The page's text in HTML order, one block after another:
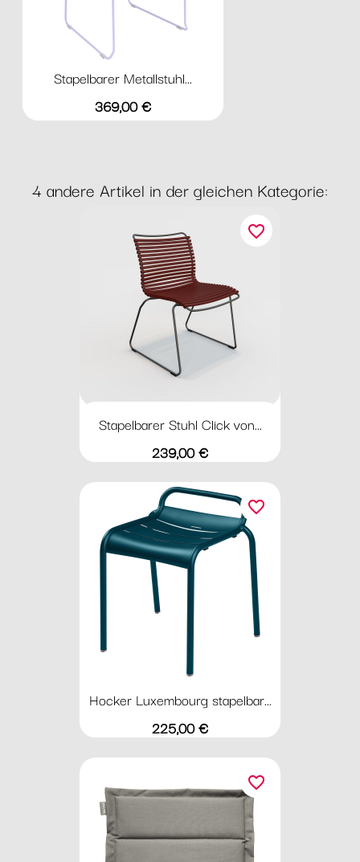
Stapelbarer Metallstuhl...
Preis
369,00 €
4 andere Artikel in der gleichen Kategorie:
Stapelbarer Stuhl Click von...
Preis
239,00 €
favorite_border
Hocker Luxembourg stapelbar...
Preis
225,00 €
favorite_border
favorite_border